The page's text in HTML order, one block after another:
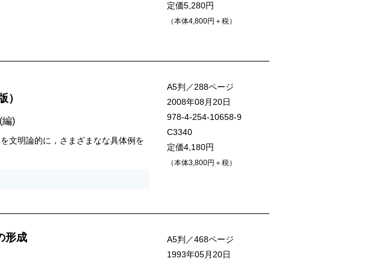
定価5,280円
（本体4,800円＋税）
）
(編)
文明論的に，さまざまなな具体例を
A5判／288ページ
2008年08月20日
978-4-254-10658-9
C3340
定価4,180円
（本体3,800円＋税）
形成
A5判／468ページ
1993年05月20日